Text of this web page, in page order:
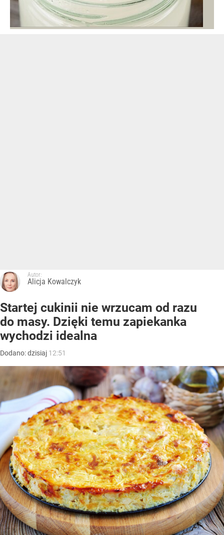
Autor:
Alicja Kowalczyk
Startej cukinii nie wrzucam od razu
do masy. Dzięki temu zapiekanka
wychodzi idealna
Dodano:dzisiaj 12:51